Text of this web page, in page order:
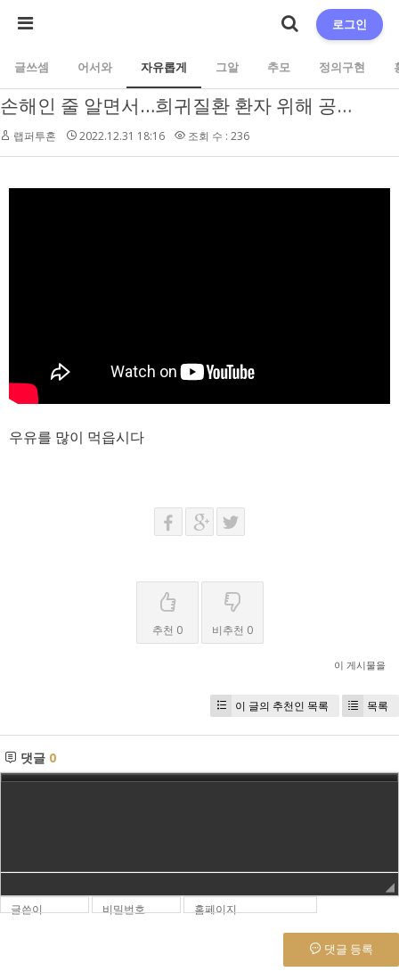
글쓰셈 어서와 자유롭게 그알 추모 정의구현
로그인
손해인 줄 알면서…희귀질환 환자 위해 공장 멈추고 특수 제품 생산
랩퍼투혼 2022.12.31 18:16 조회 수 : 236
우유를 많이 먹읍시다
추천 0 비추천 0
이 게시물을
이 글의 추천인 목록 목록
댓글 0
글쓴이 비밀번호 홈페이지
댓글 등록